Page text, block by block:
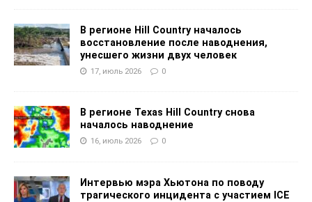
В регионе Hill Country началось
восстановление после наводнения,
унесшего жизни двух человек
17, июль 2026 0
В регионе Texas Hill Country снова
началось наводнение
16, июль 2026 0
Интервью мэра Хьютона по поводу
трагического инцидента с участием ICE